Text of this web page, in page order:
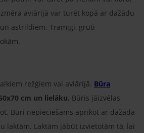
aviārijā var turēt kopā ar dažādu
astrildiem. Tramīgi, grūti
režģiem vai aviārijā. Būra
cm un lielāku. Būris jāizvēlas
Būri nepieciešams aprīkot ar dažāda
laktām. Laktām jābūt izvietotām tā, lai